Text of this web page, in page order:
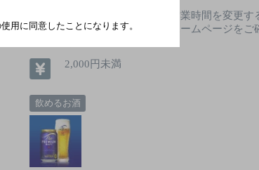
無※天候などにより、営業時間を変更す
ございます。詳しくはホームページをご
2,000円未満
飲めるお酒
用に同意したことになります。